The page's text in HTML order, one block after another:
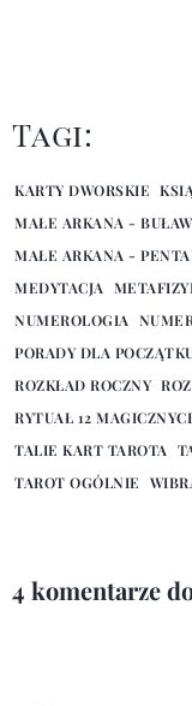
Tagi:
KARTY DWORSKIE
MAŁE ARKANA -
MAŁE ARKANA -
MEDYTACJA
NUMEROLOGIA
PORADY DLA
ROZKŁAD ROCZNY
RYTUAŁ 12
TALIE KART TAROTA
TAROT OGÓLNIE
4 komentarze